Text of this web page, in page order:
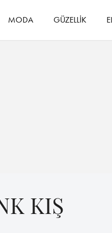
MODA GÜZELLİK
KIŞ